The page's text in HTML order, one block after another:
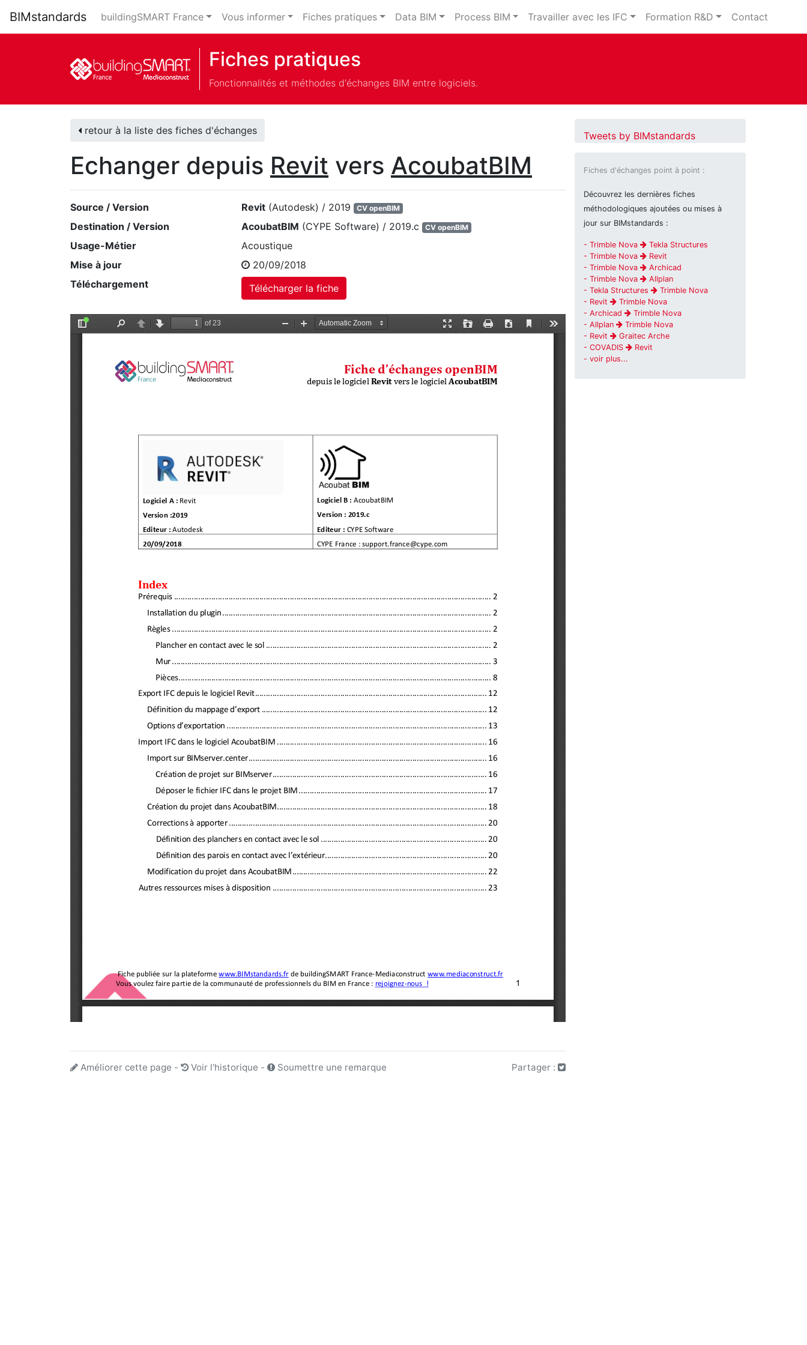
BIMstandards buildingSMART France Vous informer Fiches pratiques Data BIM Process BIM Travailler avec les IFC Formation R&D Contact
Fiches pratiques
Fonctionnalités et méthodes d'échanges BIM entre logiciels.
retour à la liste des fiches d'échanges
Echanger depuis Revit vers AcoubatBIM
Source / Version Revit(Autodesk) / 2019 CV openBIM
Destination / Version AcoubatBIM (CYPE Software) / 2019.c CV openBIM
Usage-Métier
Acoustique
Mise à jour
20/09/2018
Téléchargement
Télécharger la fiche
Améliorer cette page - Voir l'historique - Soumettre une remarque Partager :
Tweets by BIMstandards
Fiches d'échanges point à point :
Découvrez les dernières fiches
méthodologiques ajoutées ou mises à
jour sur BIMstandards :
- Trimble Nova
Tekla Structures
- Trimble Nova
Revit
- Trimble Nova
Archicad
- Trimble Nova
Allplan
- Tekla Structures
Trimble Nova
- Revit
Trimble Nova
- Archicad
Trimble Nova
- Allplan
Trimble Nova
- Revit
Graitec Arche
- COVADIS
Revit
- voir plus...